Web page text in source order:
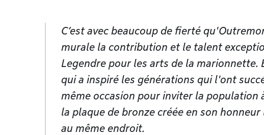
C’est avec beaucoup de fierté
murale la contribution et le talent
Legendre pour les arts de la marionnette.
qui a inspiré les générations qui l'ont
même occasion pour inviter la population
la plaque de bronze créée en son
au même endroit.